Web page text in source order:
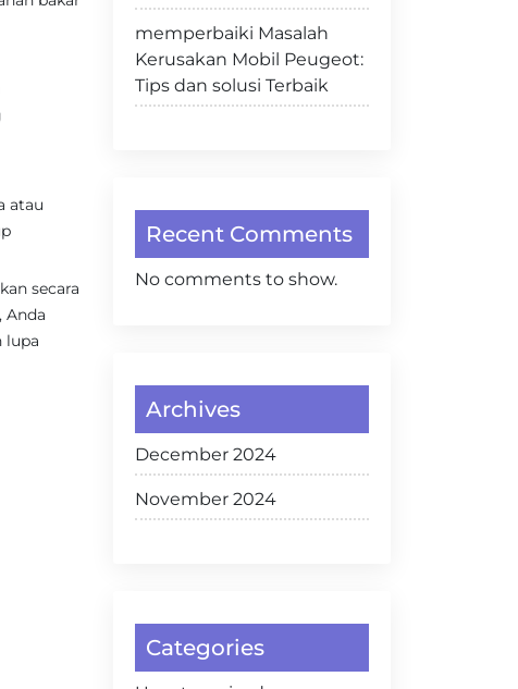
atau
secara
Anda
lupa
memperbaiki Masalah
Kerusakan Mobil Peugeot:
Tips dan solusi Terbaik
Recent Comments
No comments to show.
Archives
December 2024
November 2024
Categories